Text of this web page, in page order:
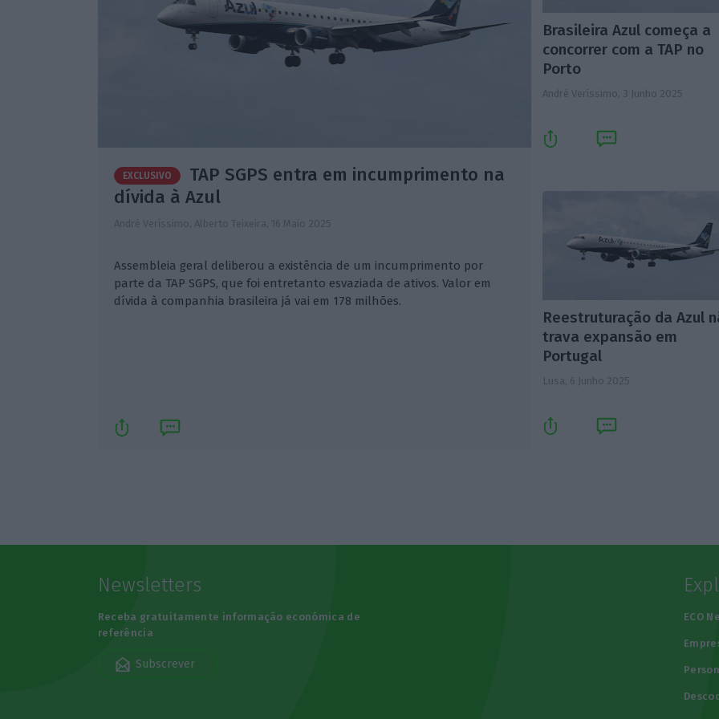
EXCLUSIVO
TAP SGPS entra em incumprimento na
dívida à Azul
André Veríssimo, Alberto Teixeira, 16 Maio 2025
Assembleia geral deliberou a existência de um incumprimento por
parte da TAP SGPS, que foi entretanto esvaziada de ativos. Valor em
dívida à companhia brasileira já vai em 178 milhões.
Brasileira Azul começa a
concorrer com a TAP no
Porto
André Veríssimo, 3 Junho 2025
Reestruturação da Azul
trava expansão em
Portugal
Lusa, 6 Junho 2025
Newsletters
Receba gratuitamente informação económica de
referência
Subscrever
ECO